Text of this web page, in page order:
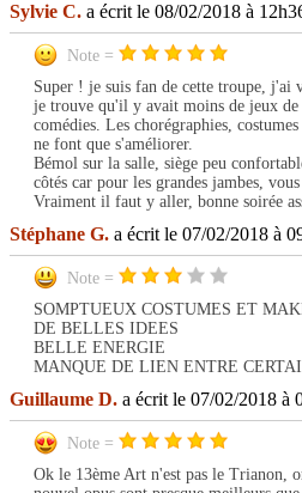
Sylvie C. a écrit le 08/02/2018 à
Note =
Super ! je suis fan de cette troupe, j'ai
je trouve qu'il y avait moins de jeux de
comédies. Les chorégraphies,
ne font que s'améliorer.
Bémol sur la salle, siège peu
côtés car pour les grandes jambes,
Vraiment il faut y aller, bonne soirée
Stéphane G. a écrit le 07/02/2018 à
Note =
SOMPTUEUX COSTUMES ET
DE BELLES IDEES
BELLE ENERGIE
MANQUE DE LIEN ENTRE
Guillaume D. a écrit le 07/02/2018 à
Note =
Ok le 13ème Art n'est pas le Trianon,